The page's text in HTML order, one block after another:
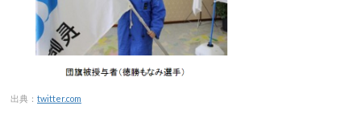
出典： twitter.com